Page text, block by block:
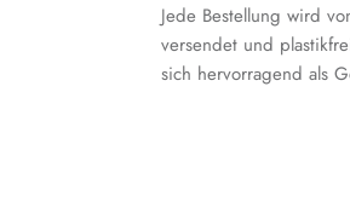
Jede Bestellung wird
versendet und
sich hervorragend als